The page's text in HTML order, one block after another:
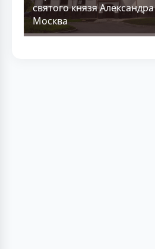
святого князя
Москва